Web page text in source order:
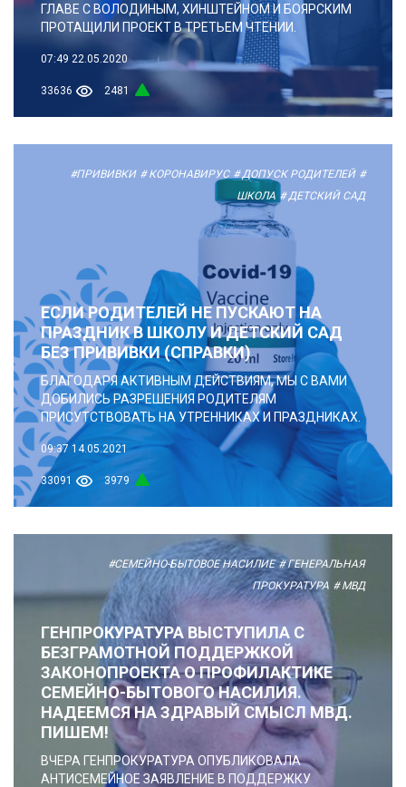
ГЛАВЕ С ВОЛОДИНЫМ, ХИНШТЕЙНОМ И БОЯРСКИМ
ПРОТАЩИЛИ ПРОЕКТ В ТРЕТЬЕМ ЧТЕНИИ.
07:49 22.05.2020
33636 2481
#ПРИВИВКИ # КОРОНАВИРУС # ДОПУСК РОДИТЕЛЕЙ #
ШКОЛА # ДЕТСКИЙ САД
ЕСЛИ РОДИТЕЛЕЙ НЕ ПУСКАЮТ НА
ПРАЗДНИК В ШКОЛУ И ДЕТСКИЙ САД
БЕЗ ПРИВИВКИ (СПРАВКИ)
БЛАГОДАРЯ АКТИВНЫМ ДЕЙСТВИЯМ, МЫ С ВАМИ
ДОБИЛИСЬ РАЗРЕШЕНИЯ РОДИТЕЛЯМ
ПРИСУТСТВОВАТЬ НА УТРЕННИКАХ И ПРАЗДНИКАХ.
09:37 14.05.2021
33091 3979
#СЕМЕЙНО-БЫТОВОЕ НАСИЛИЕ # ГЕНЕРАЛЬНАЯ
ПРОКУРАТУРА # МВД
ГЕНПРОКУРАТУРА ВЫСТУПИЛА С
БЕЗГРАМОТНОЙ ПОДДЕРЖКОЙ
ЗАКОНОПРОЕКТА О ПРОФИЛАКТИКЕ
СЕМЕЙНО-БЫТОВОГО НАСИЛИЯ.
НАДЕЕМСЯ НА ЗДРАВЫЙ СМЫСЛ МВД.
ПИШЕМ!
ВЧЕРА ГЕНПРОКУРАТУРА ОПУБЛИКОВАЛА
АНТИСЕМЕЙНОЕ ЗАЯВЛЕНИЕ В ПОДДЕРЖКУ